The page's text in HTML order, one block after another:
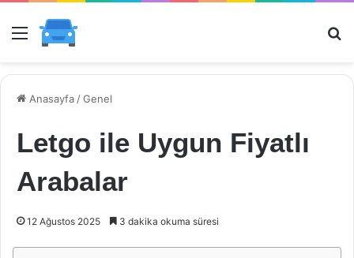
Menü
Anasayfa /Genel
Letgo ile Uygun Fiyatlı
Arabalar
12 Ağustos 2025 3 dakika okuma süresi